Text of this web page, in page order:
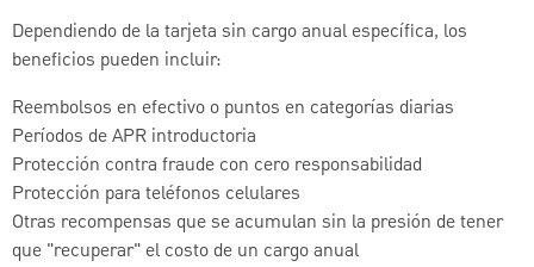
Dependiendo de la tarjeta sin cargo anual específica, los
beneficios pueden incluir:
Reembolsos en efectivo o puntos en categorías diarias
Períodos de APR introductoria
Protección contra fraude con cero responsabilidad
Protección para teléfonos celulares
Otras recompensas que se acumulan sin la presión de tener
que "recuperar" el costo de un cargo anual